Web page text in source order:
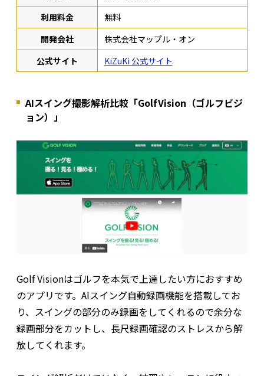
利用料金
無料
開発会社
株式会社マップル・オン
公式サイト
KiZuKi 公式サイト
AIスイング撮影解析比較「GolfVision（ゴルフビジ
ョン）」
Golf Visionはゴルフを本気で上達したい方におすすめ
のアプリです。AIスイング自動録画機能を搭載してお
り、スイングの部分のみ録画をしてくれるので余分な
録画部分をカットし、長尺録画確認のストレスから解
放してくれます。